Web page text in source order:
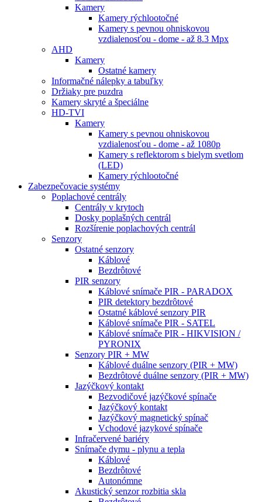
Kamery
Kamery rýchlootočné
Kamery s pevnou ohniskovou
vzdialenosťou - dome - až 8.3 Mpx
AHD
Kamery
Ostatné kamery
Informačné nálepky a tabuľky
Držiaky pre puzdra
Kamery skryté a špeciálne
HD-TVI
Kamery
Kamery s pevnou ohniskovou
vzdialenosťou - dome - až 1080p
Kamery s reflektorom s bielym svetlom
(LED)
Kamery rýchlootočné
Zabezpečovacie systémy
Poplachové centrály
Centrály v krytoch
Dosky poplašných centrál
Rozšírenie poplachových centrál
Senzory
Ostatné senzory
Káblové
Bezdrôtové
PIR senzory
Káblové snímače PIR - PARADOX
PIR detektory bezdrôtové
Ostatné káblové senzory PIR
Káblové snímače PIR - SATEL
Káblové snímače PIR - HIKVISION /
PYRONIX
Senzory PIR + MW
Káblové duálne senzory (PIR + MW)
Bezdrôtové duálne senzory (PIR + MW)
Jazýčkový kontakt
Bezvodičové jazýčkové spínače
Jazýčkový kontakt
Jazýčkový magnetický spínač
Vchodové jazykové spínače
Infračervené bariéry
Snímače dymu - plynu a tepla
Káblové
Bezdrôtové
Autonómne
Akustický senzor rozbitia skla